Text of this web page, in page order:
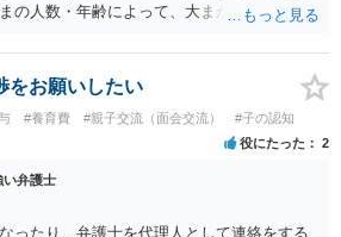
の人数・年齢によって、大まかな金額がわ
例えば、育児中ということで相手女性が働
ゼロか、 年収が１００万円ほどかる前提で
、 いずれも、月額養育費は４万円から６万
す（年収ゼロとすると６万円に近づき、年
円に近づく感じです。）。 （息子さんの支
ることは通常はありませんのでご注意くだ
の権利について 相手の言い分はおそらく、
とだと思われます。 原則として、財産分与
をお願いしたい
#養育費 #親子交流（面会交流） #子の認知
役にたった 2
い弁護士
ったり、弁護士を代理人として連絡をする